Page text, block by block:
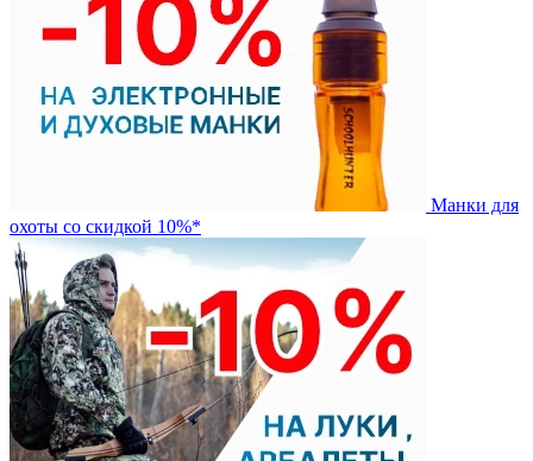
Манки для
охоты со скидкой 10%*